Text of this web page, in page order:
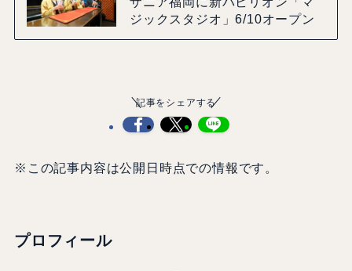
ジックスタジオ」6/10オープン
記事をシェアする
※この記事内容は公開日時点での情報です。
プロフィール